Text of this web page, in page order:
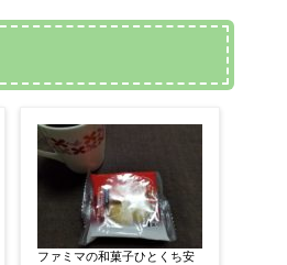
ファミマの和菓子ひとくち安